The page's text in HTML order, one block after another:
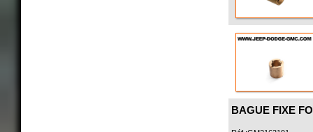
BAGUE FIXE